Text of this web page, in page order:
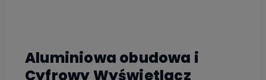
Aluminiowa obudowa i
Cyfrowy Wyświetlacz